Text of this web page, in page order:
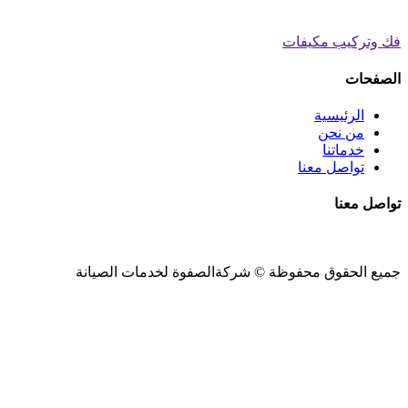
فك وتركيب مكيفات
الصفحات
الرئيسية
من نحن
خدماتنا
تواصل معنا
تواصل معنا
جميع الحقوق محفوظة © شركةالصفوة لخدمات الصيانة